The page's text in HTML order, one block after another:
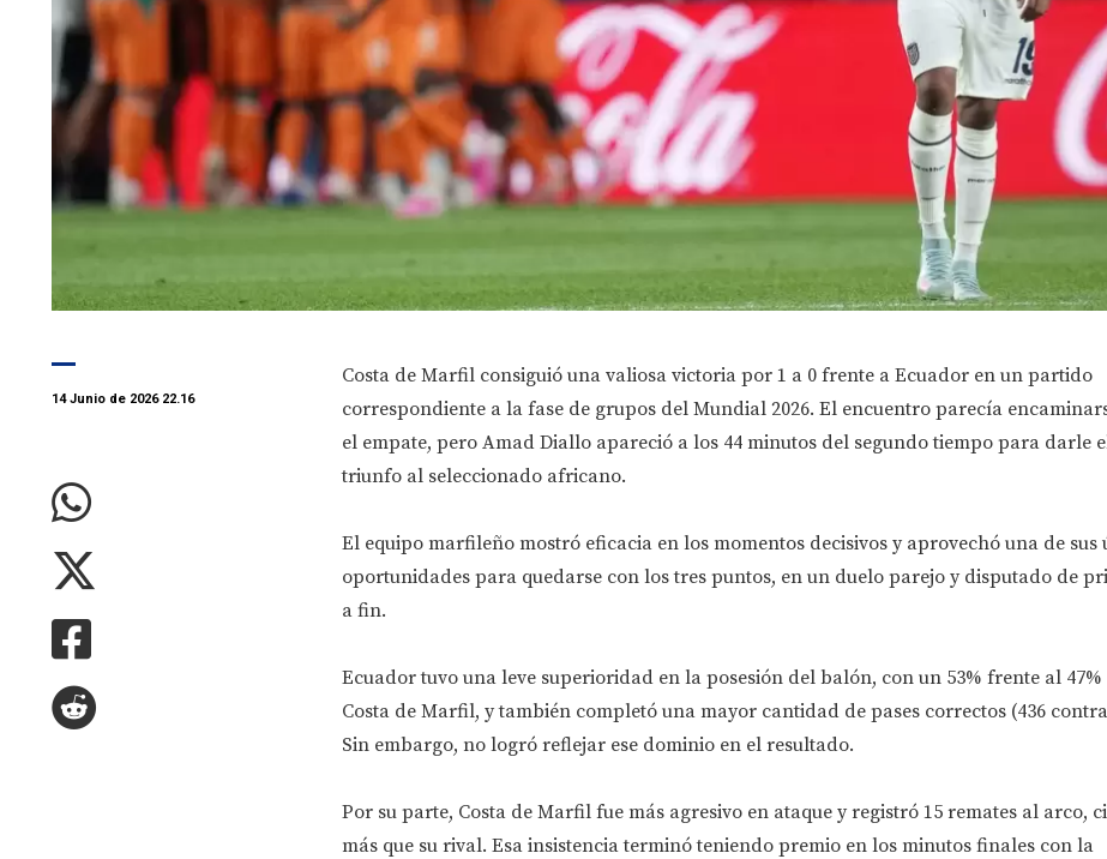
14 Junio de 2026 22.16
Costa de Marfil consiguió una valiosa victoria por 1 a 0 frente a Ecuador en un partido
correspondiente a la fase de grupos del Mundial 2026. El encuentro parecía
el empate, pero Amad Diallo apareció a los 44 minutos del segundo tiempo para darle
triunfo al seleccionado africano.
El equipo marfileño mostró eficacia en los momentos decisivos y aprovechó una de sus
oportunidades para quedarse con los tres puntos, en un duelo parejo y disputado de
a fin.
Ecuador tuvo una leve superioridad en la posesión del balón, con un 53% frente al 47%
Costa de Marfil, y también completó una mayor cantidad de pases correctos (436 contra
Sin embargo, no logró reflejar ese dominio en el resultado.
Por su parte, Costa de Marfil fue más agresivo en ataque y registró 15 remates al arco,
más que su rival. Esa insistencia terminó teniendo premio en los minutos finales con la